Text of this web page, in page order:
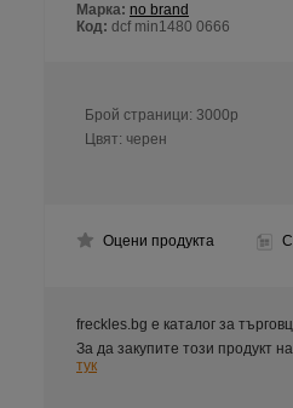
Марка: no brand
Код: dcf min1480 0666
Брой страници: 3000p
Цвят: черен
Оцени продукта
freckles.bg е каталог за
За да закупите този продукт
тук